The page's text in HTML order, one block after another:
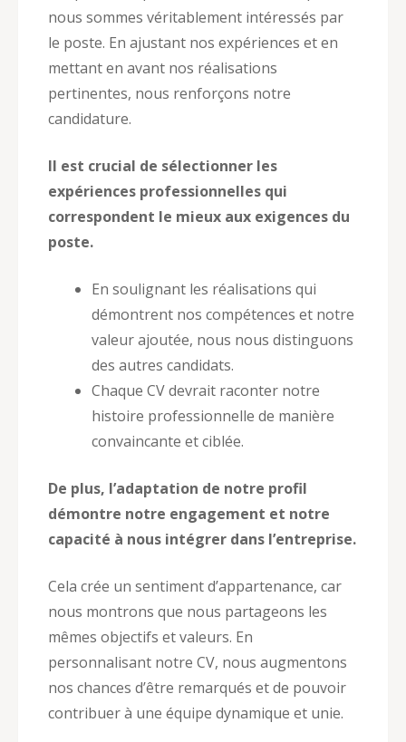
nous sommes véritablement intéressés par
le poste. En ajustant nos expériences et en
mettant en avant nos réalisations
pertinentes, nous renforçons notre
candidature.
Il est crucial de sélectionner les
expériences professionnelles qui
correspondent le mieux aux exigences du
poste.
En soulignant les réalisations qui
démontrent nos compétences et notre
valeur ajoutée, nous nous distinguons
des autres candidats.
Chaque CV devrait raconter notre
histoire professionnelle de manière
convaincante et ciblée.
De plus, l’adaptation de notre profil
démontre notre engagement et notre
capacité à nous intégrer dans l’entreprise.
Cela crée un sentiment d’appartenance, car
nous montrons que nous partageons les
mêmes objectifs et valeurs. En
personnalisant notre CV, nous augmentons
nos chances d’être remarqués et de pouvoir
contribuer à une équipe dynamique et unie.